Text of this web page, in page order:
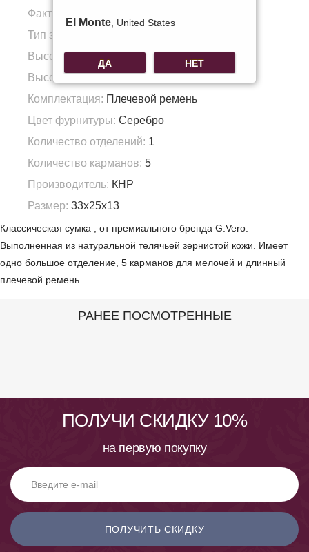
Фактура материала:
Тип застежки:
Высота ручки:17
Высота доп. ручки:60
Комплектация: Плечевой ремень
Цвет фурнитуры: Серебро
Количество отделений: 1
Количество карманов: 5
Производитель: КНР
Размер: 33х25х13
Классическая сумка , от премиального бренда G.Vero.
Выполненная из натуральной телячьей зернистой кожи. Имеет
одно большое отделение, 5 карманов для мелочей и длинный
плечевой ремень.
РАНЕЕ ПОСМОТРЕННЫЕ
ПОЛУЧИ СКИДКУ 10%
на первую покупку
ПОЛУЧИТЬ СКИДКУ
El Monte, United States
ДА НЕТ